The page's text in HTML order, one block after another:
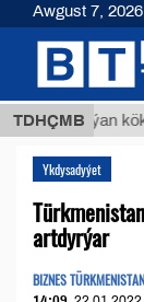
TDHÇMB
Buýan köküniň
Ykdysadyýet
artdyrýar
BIZNES TÜRKMENISTAN
Awgust 7, 2026